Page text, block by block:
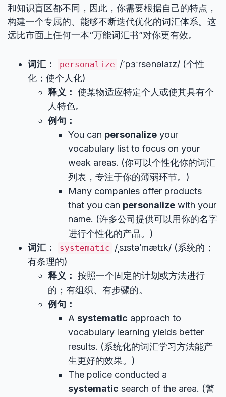
和知识盲区都不同，因此，你需要根据自己的特点，
构建一个专属的、能够不断迭代优化的词汇体系。这
远比市面上任何一本“万能词汇书”对你更有效。
词汇： personalize /’pɜːrsənəlaɪz/ (个性
化；使个人化)
释义： 使某物适应特定个人或使其具有个
人特色。
例句：
You can personalize your
vocabulary list to focus on your
weak areas. (你可以个性化你的词汇
列表，专注于你的薄弱环节。)
Many companies offer products
that you can personalize with your
name. (许多公司提供可以用你的名字
进行个性化的产品。)
词汇：
systematic /ˌsɪstəˈmætɪk/ (系统的；
有条理的)
释义： 按照一个固定的计划或方法进行
的；有组织、有步骤的。
例句：
A systematic approach to
vocabulary learning yields better
results. (系统化的词汇学习方法能产
生更好的效果。)
The police conducted a
systematic search of the area. (警